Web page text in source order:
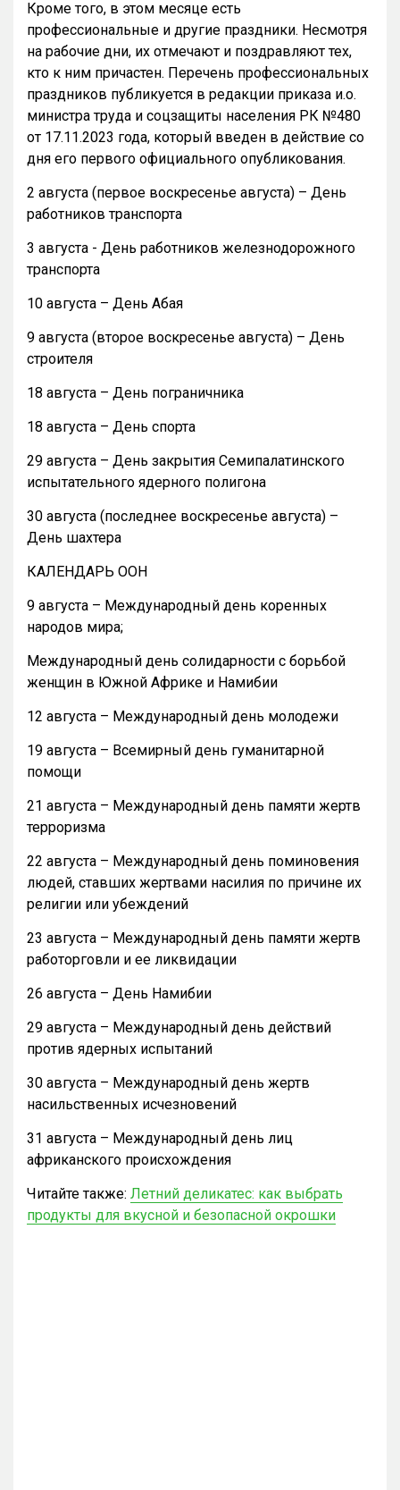
Кроме того, в этом месяце есть
профессиональные и другие праздники. Несмотря
на рабочие дни, их отмечают и поздравляют тех,
кто к ним причастен. Перечень профессиональных
праздников публикуется в редакции приказа и.о.
министра труда и соцзащиты населения РК №480
от 17.11.2023 года, который введен в действие со
дня его первого официального опубликования.
2 августа (первое воскресенье августа) – День
работников транспорта
3 августа - День работников железнодорожного
транспорта
10 августа – День Абая
9 августа (второе воскресенье августа) – День
строителя
18 августа – День пограничника
18 августа – День спорта
29 августа – День закрытия Семипалатинского
испытательного ядерного полигона
30 августа (последнее воскресенье августа) –
День шахтера
КАЛЕНДАРЬ ООН
9 августа – Международный день коренных
народов мира;
Международный день солидарности с борьбой
женщин в Южной Африке и Намибии
12 августа – Международный день молодежи
19 августа – Всемирный день гуманитарной
помощи
21 августа – Международный день памяти жертв
терроризма
22 августа – Международный день поминовения
людей, ставших жертвами насилия по причине их
религии или убеждений
23 августа – Международный день памяти жертв
работорговли и ее ликвидации
26 августа – День Намибии
29 августа – Международный день действий
против ядерных испытаний
30 августа – Международный день жертв
насильственных исчезновений
31 августа – Международный день лиц
африканского происхождения
Читайте также: Летний деликатес: как выбрать
продукты для вкусной и безопасной окрошки